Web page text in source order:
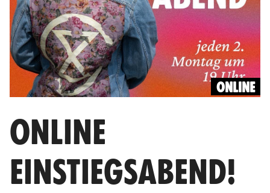
ONLINE
ONLINE
EINSTIEGSABEND!